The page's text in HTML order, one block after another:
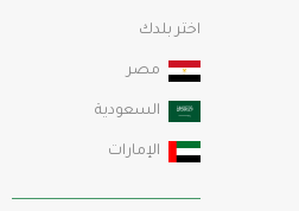
اختر بلدك
مصر
السعودية
الإمارات